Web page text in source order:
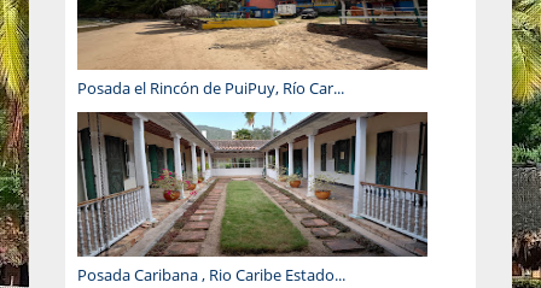
Posada el Rincón de PuiPuy, Río Car...
Posada Caribana , Rio Caribe Estado...